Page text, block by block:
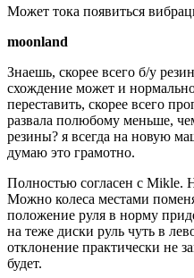
Может тока появиться
moonland
Знаешь, скорее всего б/у
схождение может и
переставить, скорее всего
развала полюбому меньше,
резины? я всегда на новую
думаю это грамотно.
Полностью согласен с Mikle.
Можно колеса местами
положение руля в норму
на теже диски руль чуть в
отклонение практически не
будет.